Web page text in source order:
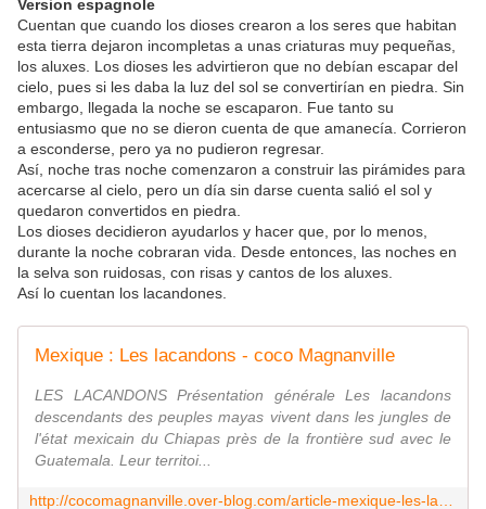
Version espagnole
Cuentan que cuando los dioses crearon a los seres que habitan
esta tierra dejaron incompletas a unas criaturas muy pequeñas,
los aluxes. Los dioses les advirtieron que no debían escapar del
cielo, pues si les daba la luz del sol se convertirían en piedra. Sin
embargo, llegada la noche se escaparon. Fue tanto su
entusiasmo que no se dieron cuenta de que amanecía. Corrieron
a esconderse, pero ya no pudieron regresar.
Así, noche tras noche comenzaron a construir las pirámides para
acercarse al cielo, pero un día sin darse cuenta salió el sol y
quedaron convertidos en piedra.
Los dioses decidieron ayudarlos y hacer que, por lo menos,
durante la noche cobraran vida. Desde entonces, las noches en
la selva son ruidosas, con risas y cantos de los aluxes.
Así lo cuentan los lacandones.
Mexique : Les lacandons - coco Magnanville
LES LACANDONS Présentation générale Les lacandons
descendants des peuples mayas vivent dans les jungles de
l'état mexicain du Chiapas près de la frontière sud avec le
Guatemala. Leur territoi...